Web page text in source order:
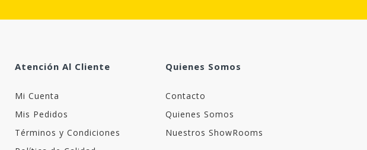
Atención Al Cliente
Mi Cuenta
Mis Pedidos
Términos y Condiciones
Quienes Somos
Contacto
Quienes Somos
Nuestros ShowRooms